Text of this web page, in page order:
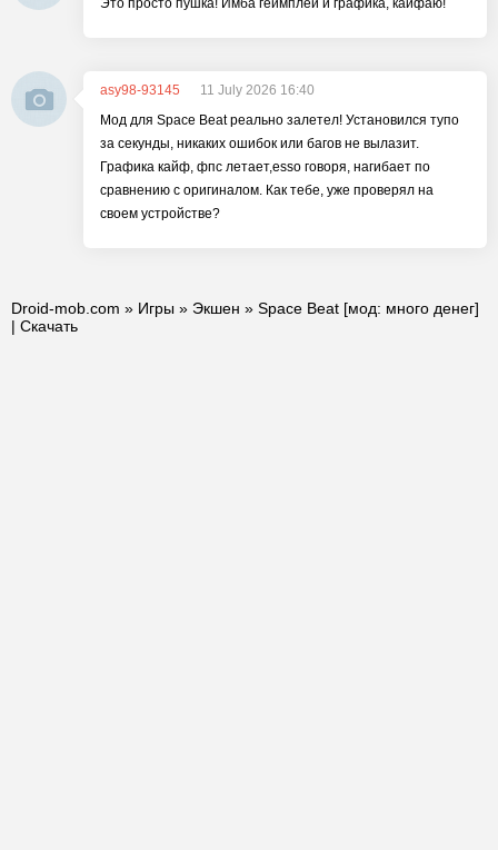
Это просто пушка! Имба геймплей и графика, кайфаю!
asy98-93145
11 July 2026 16:40
Мод для Space Beat реально залетел! Установился тупо
за секунды, никаких ошибок или багов не вылазит.
Графика кайф, фпс летает,esso говоря, нагибает по
сравнению с оригиналом. Как тебе, уже проверял на
своем устройстве?
Droid-mob.com » Игры » Экшен » Space Beat [мод: много денег]
| Скачать